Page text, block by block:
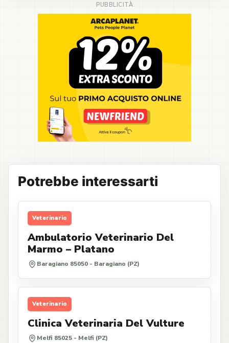
Potrebbe interessarti
Veterinario
Ambulatorio Veterinario Del
Marmo – Platano
Baragiano 85050 - Baragiano (PZ)
Veterinario
Clinica Veterinaria Del Vulture
Melfi 85025 - Melfi (PZ)